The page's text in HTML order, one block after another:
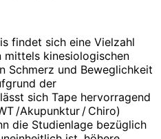
findet sich eine Vielzahl
mittels kinesiologischen
Schmerz und Beweglichkeit
der
sich Tape hervorragend
/Akupunktur / Chiro)
die Studienlage bezüglich